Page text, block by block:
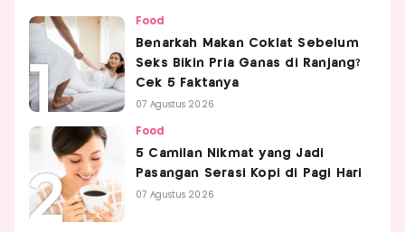
Food
Benarkah Makan Coklat Sebelum
Seks Bikin Pria Ganas di Ranjang?
Cek 5 Faktanya
07 Agustus 2026
Food
5 Camilan Nikmat yang Jadi
Pasangan Serasi Kopi di Pagi Hari
07 Agustus 2026